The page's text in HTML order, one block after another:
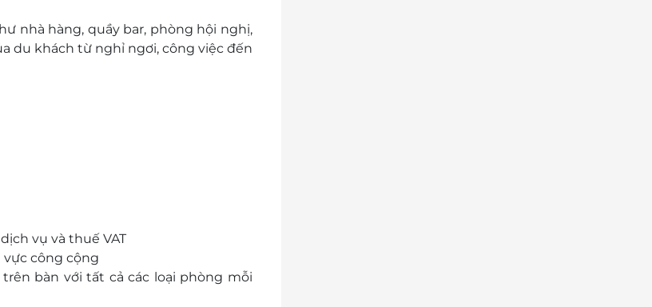
nhà hàng, quầy bar, phòng hội nghị,
du khách từ nghỉ ngơi, công việc đến
Quảng Ninh là sự lựa chọn tuyệt vời
dễ dàng tiếp cận các điểm du lịch nổi
du lịch Bãi Cháy.
sàng hỗ trợ khách trong việc làm thủ
khác, mang lại sự thuận tiện và hài
vụ và thuế VAT
công cộng
bàn với tất cả các loại phòng mỗi